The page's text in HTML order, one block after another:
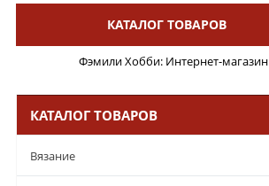
КАТАЛОГ ТОВАРОВ
Фэмили Хобби: Интернет-магазин
КАТАЛОГ ТОВАРОВ
Вязание